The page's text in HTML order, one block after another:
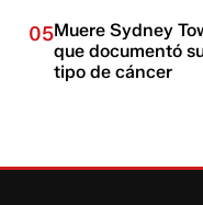
05Muere Sydney
que documentó
tipo de cáncer